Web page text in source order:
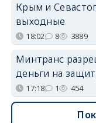
Крым и
выходные
18:02 8 3889
Минтранс
деньги на
17:18 1 454